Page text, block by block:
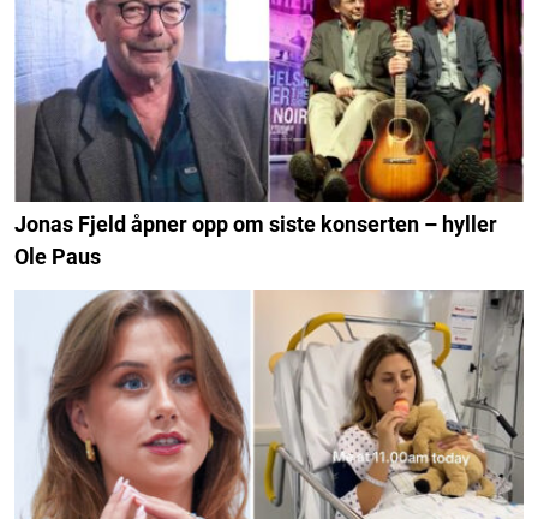
Jonas Fjeld åpner opp om siste konserten – hyller
Ole Paus